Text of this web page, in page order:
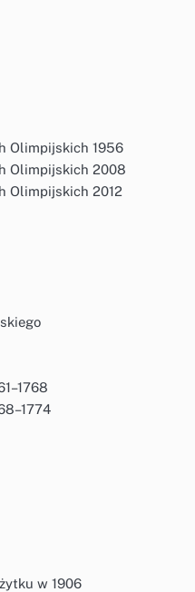
Olimpijskich 1956
Olimpijskich 2008
Olimpijskich 2012
w 1906